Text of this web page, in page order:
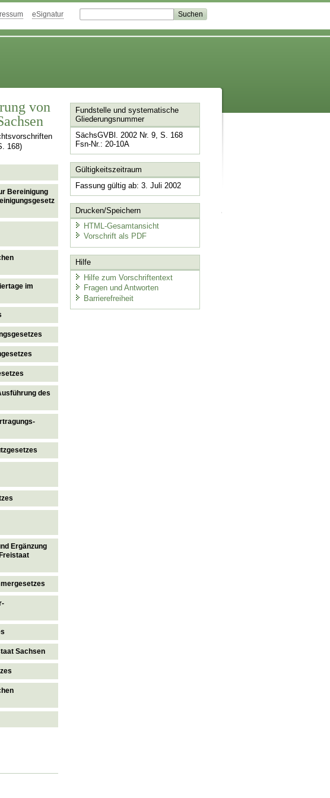
eSignatur
von
168)
Bereinigung
im
des
Ergänzung
Sachsen
Fundstelle und systematische
Gliederungsnummer
SächsGVBl. 2002 Nr. 9, S. 168
Fsn-Nr.: 20-10A
Gültigkeitszeitraum
Fassung gültig ab: 3. Juli 2002
Drucken/Speichern
HTML-Gesamtansicht
Vorschrift als PDF
Hilfe
Hilfe zum Vorschriftentext
Fragen und Antworten
Barrierefreiheit